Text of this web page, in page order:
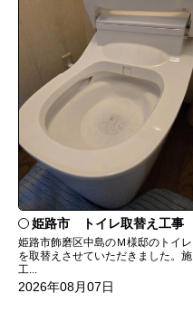
姫路市 トイレ取替え工事
姫路市飾磨区中島のＭ様邸のトイレ
を取替えさせていただきました。施
工...
2026年08月07日